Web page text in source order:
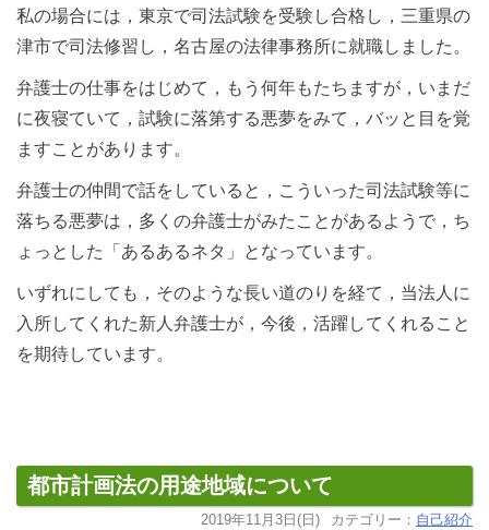
私の場合には，東京で司法試験を受験し合格し，三重県の
津市で司法修習し，名古屋の法律事務所に就職しました。
弁護士の仕事をはじめて，もう何年もたちますが，いまだ
に夜寝ていて，試験に落第する悪夢をみて，バッと目を覚
ますことがあります。
弁護士の仲間で話をしていると，こういった司法試験等に
落ちる悪夢は，多くの弁護士がみたことがあるようで，ち
ょっとした「あるあるネタ」となっています。
いずれにしても，そのような長い道のりを経て，当法人に
入所してくれた新人弁護士が，今後，活躍してくれること
を期待しています。
都市計画法の用途地域について
2019年11月3日(日) カテゴリー： 自己紹介